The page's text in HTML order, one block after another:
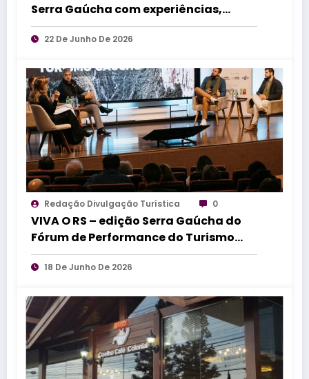
Serra Gaúcha com experiências,
sabores e cultura em Caxias do Sul
22 De Junho De 2026
Redação Divulgação Turística 0
VIVA O RS – edição Serra Gaúcha do
Fórum de Performance do Turismo
debate inovação, vendas e
comportamento do consumidor
18 De Junho De 2026